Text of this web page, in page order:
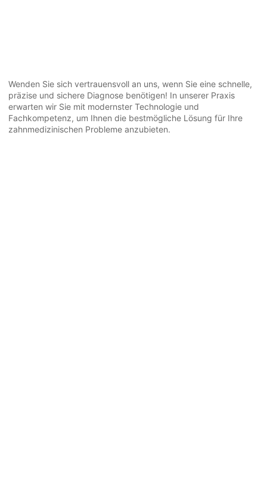
Wenden Sie sich vertrauensvoll an uns, wenn Sie eine schnelle,
präzise und sichere Diagnose benötigen! In unserer Praxis
erwarten wir Sie mit modernster Technologie und
Fachkompetenz, um Ihnen die bestmögliche Lösung für Ihre
zahnmedizinischen Probleme anzubieten.